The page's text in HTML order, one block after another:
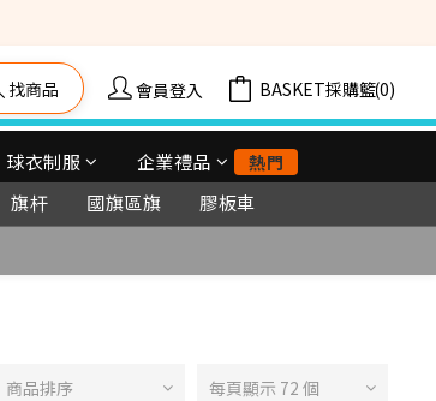
找商品 會員登入 購物車(0)
球衣制服 企業禮品 熱門
旗杆 國旗區旗 膠板車
商品排序 每頁顯示 72 個